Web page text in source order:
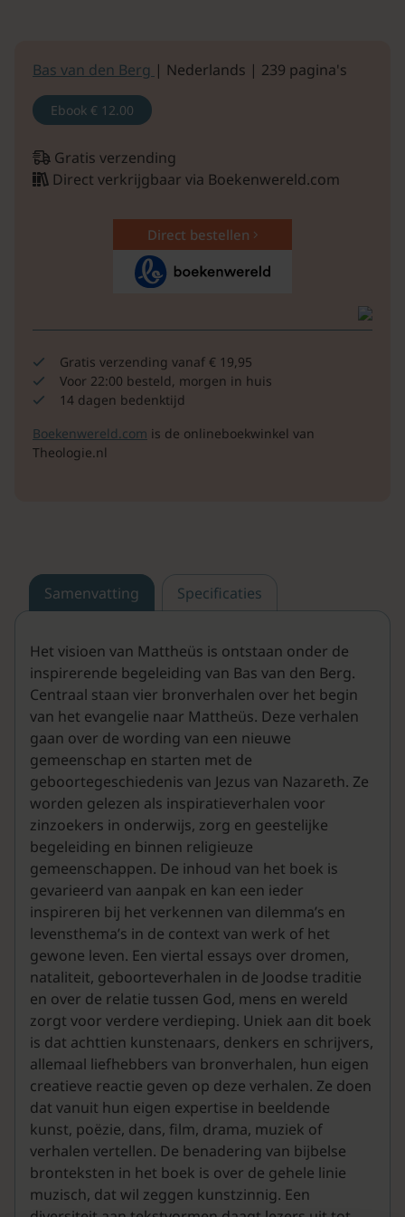
Bas van den Berg | Nederlands | 239 pagina's
Ebook € 12.00
Gratis verzending
Direct verkrijgbaar via Boekenwereld.com
Direct bestellen
Gratis verzending vanaf € 19,95
Voor 22:00 besteld, morgen in huis
14 dagen bedenktijd
Boekenwereld.com is de onlineboekwinkel van
Theologie.nl
Samenvatting Specificaties
Het visioen van Mattheüs is ontstaan onder de
inspirerende begeleiding van Bas van den Berg.
Centraal staan vier bronverhalen over het begin
van het evangelie naar Mattheüs. Deze verhalen
gaan over de wording van een nieuwe
gemeenschap en starten met de
geboortegeschiedenis van Jezus van Nazareth. Ze
worden gelezen als inspiratieverhalen voor
zinzoekers in onderwijs, zorg en geestelijke
begeleiding en binnen religieuze
gemeenschappen. De inhoud van het boek is
gevarieerd van aanpak en kan een ieder
inspireren bij het verkennen van dilemma’s en
levensthema’s in de context van werk of het
gewone leven. Een viertal essays over dromen,
nataliteit, geboorteverhalen in de Joodse traditie
en over de relatie tussen God, mens en wereld
zorgt voor verdere verdieping. Uniek aan dit boek
is dat achttien kunstenaars, denkers en schrijvers,
allemaal liefhebbers van bronverhalen, hun eigen
creatieve reactie geven op deze verhalen. Ze doen
dat vanuit hun eigen expertise in beeldende
kunst, poëzie, dans, film, drama, muziek of
verhalen vertellen. De benadering van bijbelse
bronteksten in het boek is over de gehele linie
muzisch, dat wil zeggen kunstzinnig. Een